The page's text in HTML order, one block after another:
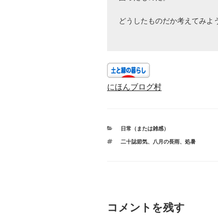
どうしたものだか考えてみよ
にほんブログ村
カ
ゴ
日常（または雑感）
タ
二十誌節気、 八月の長雨、 処暑
コメントを残す